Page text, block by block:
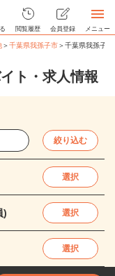
閲覧履歴 会員登録 メニュー
＞千葉県我孫子市＞千葉県我孫子
ト・求人情報
絞り込む
選択
) 選択
選択